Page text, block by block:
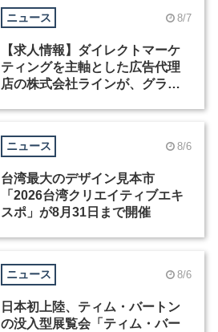
ニュース 8/7
【求人情報】ダイレクトマーケ
ティングを主軸とした広告代理
店の株式会社ラインが、グラフ
ニュース 8/6
台湾最大のデザイン見本市
「2026台湾クリエイティブエキ
スポ」が8月31日まで開催
ニュース 8/6
日本初上陸、ティム・バートン
の没入型展覧会「ティム・バー